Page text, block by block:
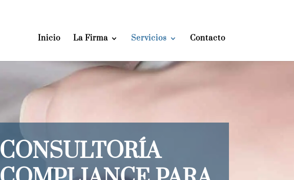
Inicio La Firma Servicios Contacto
CONSULTORÍA